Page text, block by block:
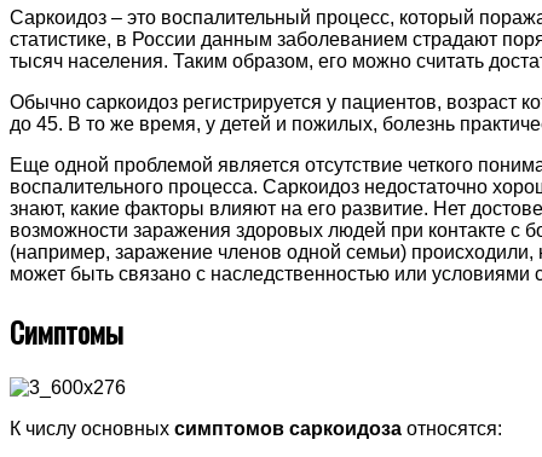
Саркоидоз – это воспалительный процесс, который
статистике, в России данным заболеванием страдают
тысяч населения. Таким образом, его можно считать
Обычно саркоидоз регистрируется у пациентов, возраст
до 45. В то же время, у детей и пожилых, болезнь
Еще одной проблемой является отсутствие четкого
воспалительного процесса. Саркоидоз недостаточно
знают, какие факторы влияют на его развитие. Нет
возможности заражения здоровых людей при контакте с
(например, заражение членов одной семьи) происходили,
может быть связано с наследственностью или
Симптомы
К числу основных симптомов саркоидоза относятся: